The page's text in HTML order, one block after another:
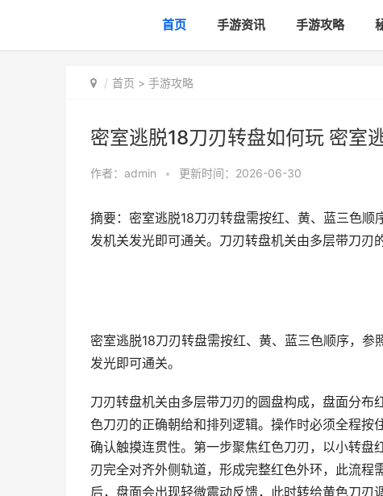
首页 手游资讯 手游攻略
首页 > 手游攻略
密室逃脱18刀刃转盘如何玩 密室
作者： admin • 更新时间：2026-06-30
摘要：密室逃脱18刀刃转盘需按红、黄、蓝三色
发机关发光即可通关。刀刃转盘机关由多层带刀刃
密室逃脱18刀刃转盘需按红、黄、蓝三色顺序，
发光即可通关。
刀刃转盘机关由多层带刀刃的圆盘构成，盘面分
色刀刃的正确朝给和排列逻辑。操作时必须全程
确认触摸连贯性。第一步聚焦红色刀刃，以小转
刃完全对齐外侧轨道，形成完整红色外环，此流
后，盘面会出现轻微震动反馈，此时转给黄色刀